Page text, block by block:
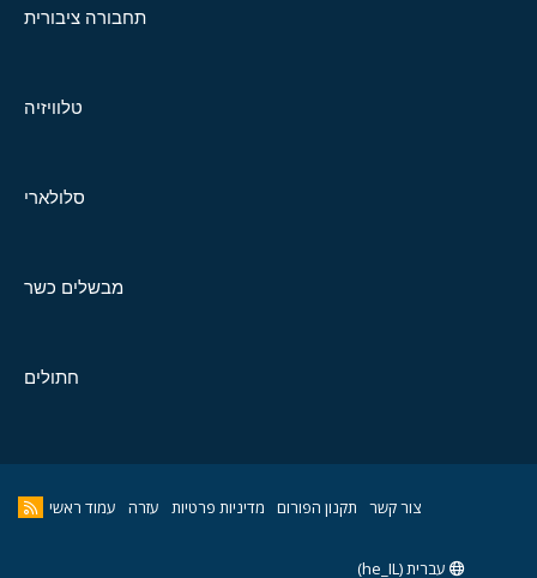
תחבורה ציבורית
טלוויזיה
סלולארי
מבשלים כשר
חתולים
צור קשר תקנון הפורום מדיניות פרטיות עזרה עמוד ראשי
עברית (he_IL)